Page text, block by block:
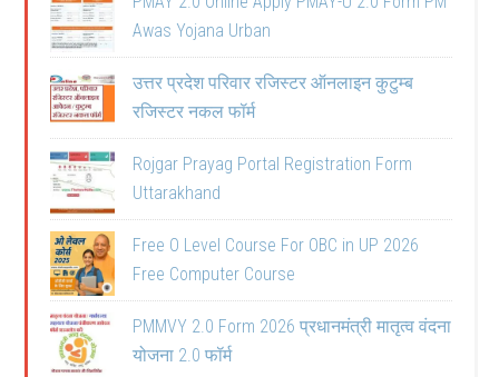
Awas Yojana Urban
उत्तर प्रदेश परिवार रजिस्टर ऑनलाइन कुटुम्ब
रजिस्टर नकल फॉर्म
Rojgar Prayag Portal Registration Form
Uttarakhand
Free O Level Course For OBC in UP 2026
Free Computer Course
PMMVY 2.0 Form 2026 प्रधानमंत्री मातृत्व वंदना
योजना 2.0 फॉर्म